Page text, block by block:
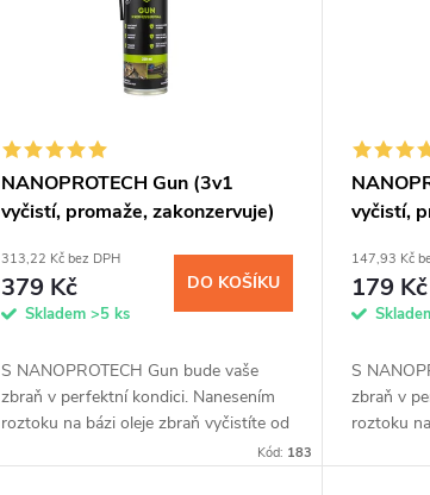
NANOPROTECH Gun (3v1
vyčistí, promaže, zakonzervuje)
313,22 Kč bez DPH
379 Kč
Skladem >5 ks
DO KOŠÍKU
S NANOPROTECH Gun bude vaše
zbraň v perfektní kondici. Nanesením
roztoku na bázi oleje zbraň vyčistíte od
Kód: 183
vyčistí,
147,93 Kč
179 Kč
S
zbraň v
roztoku